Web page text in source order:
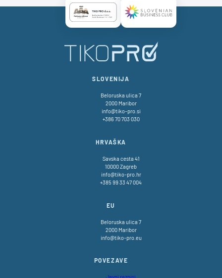
Certificate AAA LogoCertificate SBC Logo
SLOVENIJA
Beloruska ulica 7
2000 Maribor
info@tiko-pro.si
+386 70 703 030
HRVAŠKA
Savska cesta 41
10000 Zagreb
info@tiko-pro.hr
+385 99 33 47 004
EU
Beloruska ulica 7
2000 Maribor
info@tiko-pro.eu
POVEZAVE